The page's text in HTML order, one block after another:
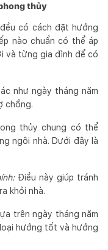
thủy
có cách đặt hướng
nào chuẩn có thể áp
và từng gia đình để có
như ngày tháng năm
chồng.
thủy chung có thể
ngôi nhà. Dưới đây là
Điều này giúp tránh
khỏi nhà.
trên ngày tháng năm
hướng tốt và hướng